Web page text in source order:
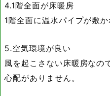
4.1階全面が床暖房
1階全面に温水パイプが敷か
5.空気環境が良い
風を起こさない床暖房なの
心配がありません。